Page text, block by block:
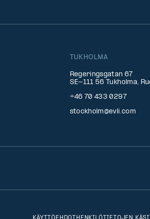
TUKHOLMA
Regeringsgatan 67
SE-111 56 Tukholma,
+46 70 433 0297
stockholm@evli.com